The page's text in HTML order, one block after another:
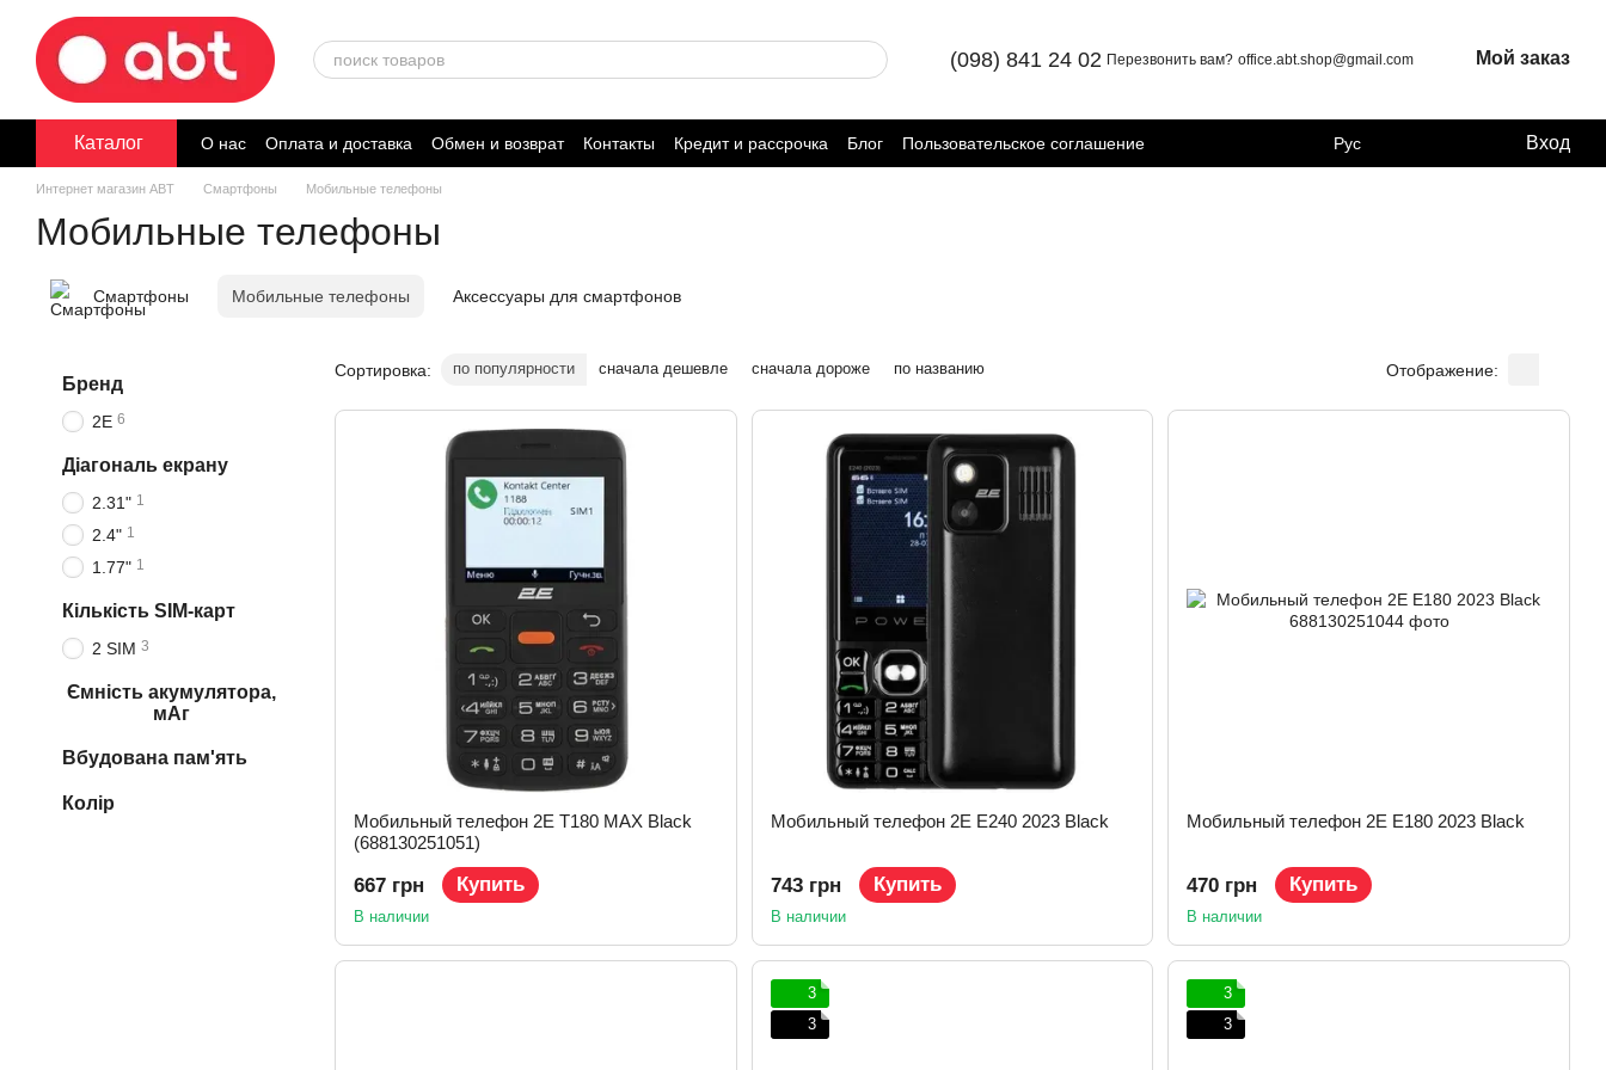
Перейти к основному контенту
(098) 841 24 02 Перезвонить вам? office.abt.shop@gmail.com Мой заказ
Каталог О нас Оплата и доставка Обмен и возврат Контакты Кредит и рассрочка Блог
Пользовательское соглашение
Договор публичной оферты
Рус Вход
Интернет магазин ABT Смартфоны Мобильные телефоны
Мобильные телефоны
Смартфоны Мобильные телефоны Аксессуары для смартфонов
Сортировка: по популярности сначала дешевле сначала дороже по названию Отображение:
Мобильный телефон 2E T180 MAX Black
(688130251051)
667 грн Купить
В наличии
Мобильный телефон 2E E240 2023 Black
743 грн Купить
В наличии
Мобильный телефон 2E E180 2023 Black
470 грн Купить
В наличии
3
3
3
3
Бренд
2E 6
Діагональ екрану
2.31" 1
2.4" 1
1.77" 1
Кількість SIM-карт
2 SIM 3
Ємність акумулятора,
мАг
Вбудована пам'ять
Колір